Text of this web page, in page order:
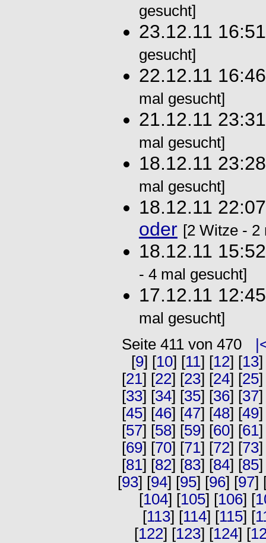
gesucht]
23.12.11
gesucht]
22.12.11
mal gesucht]
21.12.11
mal gesucht]
18.12.11
mal gesucht]
18.12.11
oder [2 Witze - 2
18.12.11
- 4 mal gesucht]
17.12.11
mal gesucht]
Seite 411 von 470
[9] [10] [11] [12] [13]
[21] [22] [23] [24] [25]
[33] [34] [35] [36] [37]
[45] [46] [47] [48] [49]
[57] [58] [59] [60] [61]
[69] [70] [71] [72] [73]
[81] [82] [83] [84] [85]
[93] [94] [95] [96] [97]
[104] [105] [106] [
[113] [114] [115] [
[122] [123] [124] [